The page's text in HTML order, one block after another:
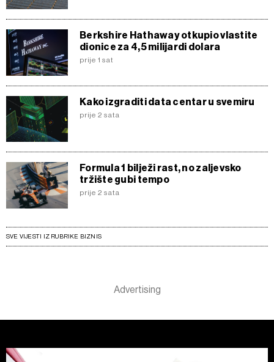
Berkshire Hathaway otkupio vlastite
dionice za 4,5 milijardi dolara
prije 1 sat
Kako izgraditi data centar u svemiru
prije 2 sata
Formula 1 bilježi rast, no zaljevsko
tržište gubi tempo
prije 2 sata
SVE VIJESTI IZ RUBRIKE BIZNIS